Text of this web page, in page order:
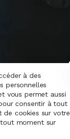
à des
personnelles
vous permet aussi
consentir à tout
cookies sur votre
moment sur